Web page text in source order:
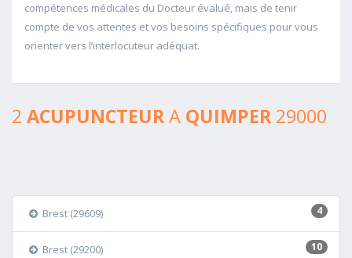
compétences médicales du Docteur évalué, mais de tenir
compte de vos attentes et vos besoins spécifiques pour vous
orienter vers l’interlocuteur adéquat.
2 ACUPUNCTEURA QUIMPER 29000
4
Brest (29609)
10
Brest (29200)